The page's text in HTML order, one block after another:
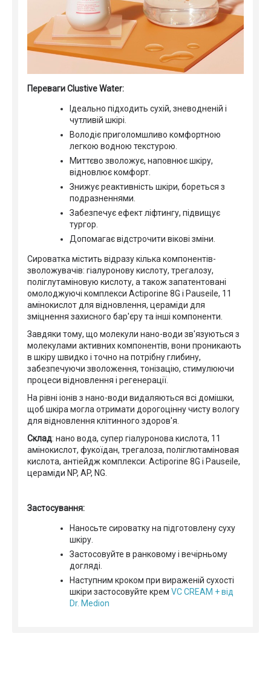
Переваги Clustive Water:
Ідеально підходить сухій, зневодненій і
чутливій шкірі.
Володіє приголомшливо комфортною
легкою водною текстурою.
Миттєво зволожує, наповнює шкіру,
відновлює комфорт.
Знижує реактивність шкіри, бореться з
подразненнями.
Забезпечує ефект ліфтингу, підвищує
тургор.
Допомагає відстрочити вікові зміни.
Сироватка містить відразу кілька компонентів-
зволожувачів: гіалуронову кислоту, трегалозу,
поліглутаміновую кислоту, а також запатентовані
омолоджуючі комплекси Actiporine 8G і Pauseile, 11
амінокислот для відновлення, цераміди для
зміцнення захисного бар'єру та інші компоненти.
Завдяки тому, що молекули нано-води зв'язуються з
молекулами активних компонентів, вони проникають
в шкіру швидко і точно на потрібну глибину,
забезпечуючи зволоження, тонізацію, стимулюючи
процеси відновлення і регенерації.
На рівні іонів з нано-води видаляються всі домішки,
щоб шкіра могла отримати дорогоцінну чисту вологу
для відновлення клітинного здоров'я.
Склад: нано вода, супер гіалуронова кислота, 11
амінокислот, фукоїдан, трегалоза, поліглютаміновая
кислота, антіейдж комплекси: Actiporine 8G і Pauseile,
цераміди NP, AP, NG.
Застосування:
Наносьте сироватку на підготовлену суху
шкіру.
Застосовуйте в ранковому і вечірньому
догляді.
Наступним кроком при вираженій сухості
шкіри застосовуйте крем VC CREAM + від
Dr. Medion